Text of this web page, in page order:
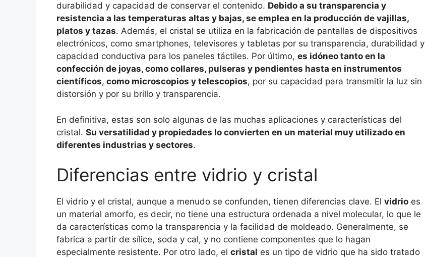
durabilidad y capacidad de conservar el contenido. Debido a su transparencia y
resistencia a las temperaturas altas y bajas, se emplea en la producción de vajillas,
platos y tazas. Además, el cristal se utiliza en la fabricación de pantallas de dispositivos
electrónicos, como smartphones, televisores y tabletas por su transparencia, durabilidad y
capacidad conductiva para los paneles táctiles. Por último, es idóneo tanto en la
confección de joyas, como collares, pulseras y pendientes hasta en instrumentos
científicos, como microscopios y telescopios, por su capacidad para transmitir la luz sin
distorsión y por su brillo y transparencia.
En definitiva, estas son solo algunas de las muchas aplicaciones y características del
cristal. Su versatilidad y propiedades lo convierten en un material muy utilizado en
diferentes industrias y sectores.
Diferencias entre vidrio y cristal
El vidrio y el cristal, aunque a menudo se confunden, tienen diferencias clave. El vidrio es
un material amorfo, es decir, no tiene una estructura ordenada a nivel molecular, lo que le
da características como la transparencia y la facilidad de moldeado. Generalmente, se
fabrica a partir de sílice, soda y cal, y no contiene componentes que lo hagan
especialmente resistente. Por otro lado, el cristal es un tipo de vidrio que ha sido tratado